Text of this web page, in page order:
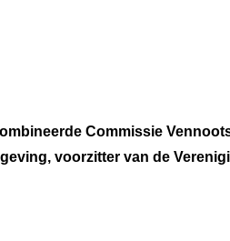
Commissie
voorzitter van de